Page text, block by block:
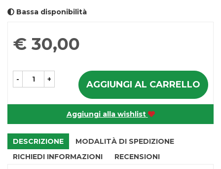
Bassa disponibilità
Prezzo
€ 30,00
- + AGGIUNGI AL CARRELLO
Aggiungi alla wishlist
DESCRIZIONE
MODALITÀ DI SPEDIZIONE
RICHIEDI INFORMAZIONI
RECENSIONI